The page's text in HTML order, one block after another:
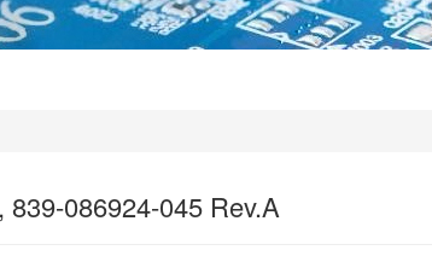
839-086924-045 Rev.A